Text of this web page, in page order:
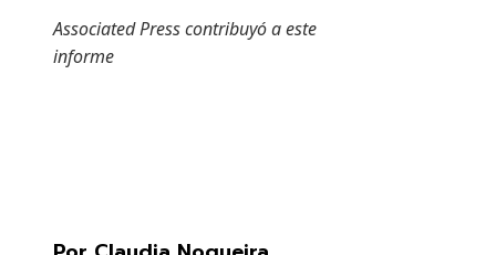
Associated Press contribuyó a este
informe